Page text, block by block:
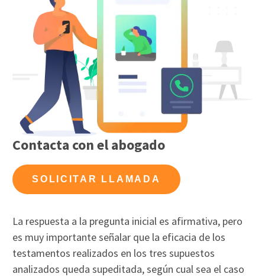
Contacta con el abogado
SOLICITAR LLAMADA
La respuesta a la pregunta inicial es afirmativa, pero
es muy importante señalar que la eficacia de los
testamentos realizados en los tres supuestos
analizados queda supeditada, según cual sea el caso